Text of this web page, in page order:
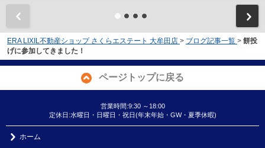
ERA LIXIL不動産ショップ さくらエステート 大牟田店 > ブログ記事一覧 > 餅投
げに参加してきました！
ページトップに戻る
営業時間:9:30 ～18:00
定休日:水曜日・日曜日・祝日(年末年始・GW・夏季休暇)
ホーム